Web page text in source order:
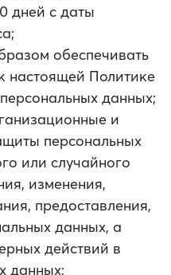
дней с даты
обеспечивать
настоящей Политике
данных;
и
персональных
или случайного
изменения,
предоставления,
данных, а
действий в
данных;